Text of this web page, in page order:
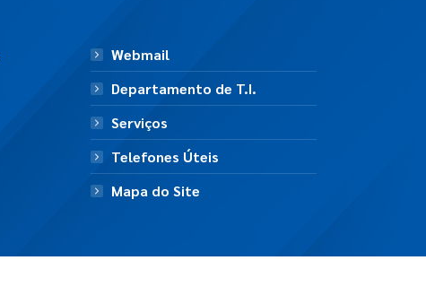
Webmail
Departamento de T.I.
Serviços
Telefones Úteis
Mapa do Site